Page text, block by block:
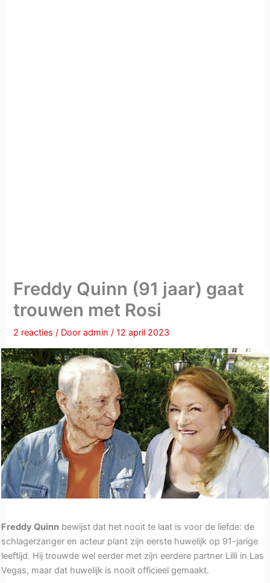
Freddy Quinn (91 jaar) gaat
trouwen met Rosi
2 reacties / Dooradmin/12 april 2023
Freddy Quinn bewijst dat het nooit te laat is voor de liefde: de
schlagerzanger en acteur plant zijn eerste huwelijk op 91-jarige
leeftijd. Hij trouwde wel eerder met zijn eerdere partner Lilli in Las
Vegas, maar dat huwelijk is nooit officieel gemaakt.